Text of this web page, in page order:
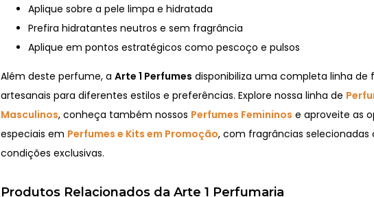
Aplique sobre a pele limpa e hidratada
Prefira hidratantes neutros e sem fragrância
Aplique em pontos estratégicos como pescoço e pulsos
Além deste perfume, a Arte 1 Perfumes disponibiliza uma completa linha de
artesanais para diferentes estilos e preferências. Explore nossa linha de
Masculinos, conheça também nossos Perfumes Femininos e aproveite as
especiais em Perfumes e Kits em Promoção, com fragrâncias selecionadas
condições exclusivas.
Produtos Relacionados da Arte 1 Perfumaria